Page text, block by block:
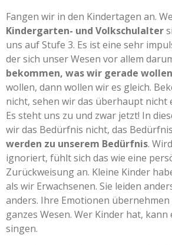
Fangen wir in den Kindertagen an.
Kindergarten- und Volkschulalter
uns auf Stufe 3. Es ist eine sehr
der sich unser Wesen vor allem
bekommen, was wir gerade wollen
wollen, dann wollen wir es gleich.
nicht, sehen wir das überhaupt nicht
Es steht uns zu und zwar jetzt! In
wir das Bedürfnis nicht, das
werden zu unserem Bedürfnis.
ignoriert, fühlt sich das wie eine
Zurückweisung an. Kleine Kinder
als wir Erwachsenen. Sie leiden
anders. Ihre Emotionen
ganzes Wesen. Wer Kinder hat, kann
singen.